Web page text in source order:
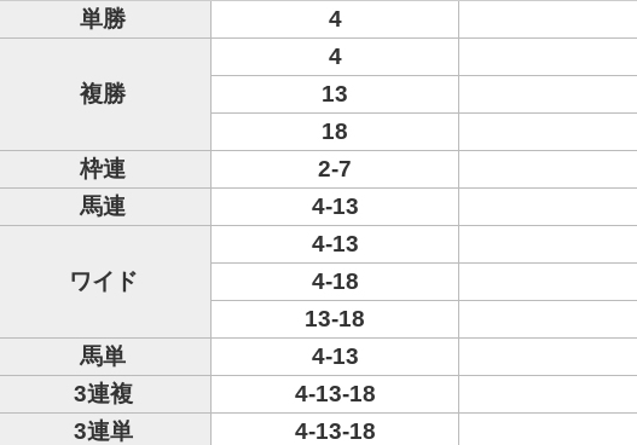
単勝 4
複勝
4
13
18
枠連
2-7
馬連
4-13
ワイド
4-13
4-18
13-18
馬単
4-13
3連複
4-13-18
3連単
4-13-18